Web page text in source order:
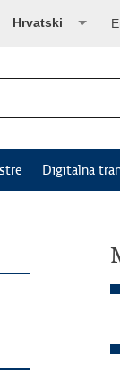
Hrvatski
Digitalna